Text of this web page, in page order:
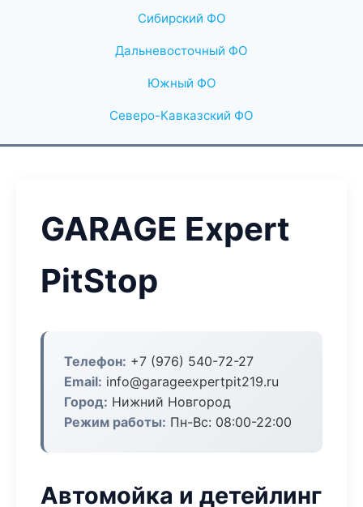
Сибирский ФО
Дальневосточный ФО
Южный ФО
Северо-Кавказский ФО
GARAGE Expert
PitStop
Телефон: +7 (976) 540-72-27
Email: info@garageexpertpit219.ru
Город: Нижний Новгород
Режим работы: Пн-Вс: 08:00-22:00
Автомойка и детейлинг